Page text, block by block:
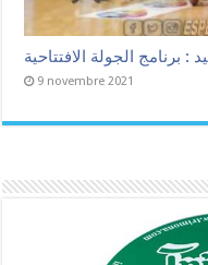
: برنامج الجولة الافتتاحية
9 novembre 2021